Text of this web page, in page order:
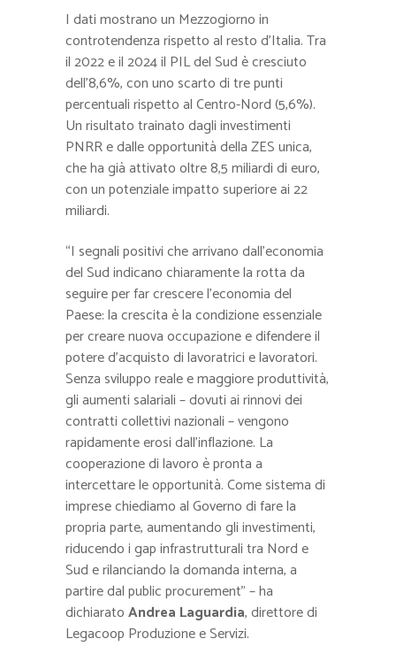
I dati mostrano un Mezzogiorno in
controtendenza rispetto al resto d’Italia. Tra
il 2022 e il 2024 il PIL del Sud è cresciuto
dell’8,6%, con uno scarto di tre punti
percentuali rispetto al Centro-Nord (5,6%).
Un risultato trainato dagli investimenti
PNRR e dalle opportunità della ZES unica,
che ha già attivato oltre 8,5 miliardi di euro,
con un potenziale impatto superiore ai 22
miliardi.
“I segnali positivi che arrivano dall’economia
del Sud indicano chiaramente la rotta da
seguire per far crescere l’economia del
Paese: la crescita è la condizione essenziale
per creare nuova occupazione e difendere il
potere d’acquisto di lavoratrici e lavoratori.
Senza sviluppo reale e maggiore produttività,
gli aumenti salariali – dovuti ai rinnovi dei
contratti collettivi nazionali – vengono
rapidamente erosi dall’inflazione. La
cooperazione di lavoro è pronta a
intercettare le opportunità. Come sistema di
imprese chiediamo al Governo di fare la
propria parte, aumentando gli investimenti,
riducendo i gap infrastrutturali tra Nord e
Sud e rilanciando la domanda interna, a
partire dal public procurement” – ha
dichiaratoAndrea Laguardia, direttore di
Legacoop Produzione e Servizi.